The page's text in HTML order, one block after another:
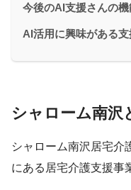
今後のAI支援さんの
AI活用に興味がある
シャローム南沢
シャローム南沢居宅介
にある居宅介護支援事